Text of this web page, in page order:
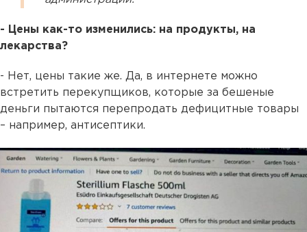
- Цены как-то изменились: на продукты, на
лекарства?
- Нет, цены такие же. Да, в интернете можно
встретить перекупщиков, которые за бешеные
деньги пытаются перепродать дефицитные товары
– например, антисептики.